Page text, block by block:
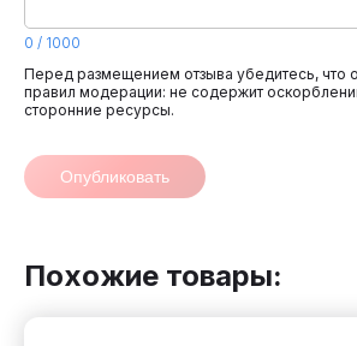
0 / 1000
Перед размещением отзыва убедитесь, что
правил модерации: не содержит
сторонние ресурсы.
Опубликовать
Похожие товары: